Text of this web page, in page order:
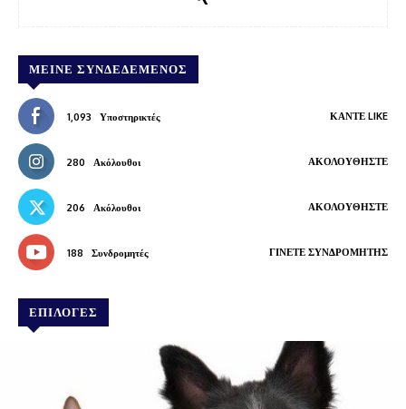
ΜΕΊΝΕ ΣΥΝΔΕΔΕΜΈΝΟΣ
1,093 Υποστηρικτές ΚΆΝΤΕ LIKE
280 Ακόλουθοι ΑΚΟΛΟΥΘΉΣΤΕ
206 Ακόλουθοι ΑΚΟΛΟΥΘΉΣΤΕ
188 Συνδρομητές ΓΊΝΕΤΕ ΣΥΝΔΡΟΜΗΤΉΣ
ΕΠΙΛΟΓΕΣ